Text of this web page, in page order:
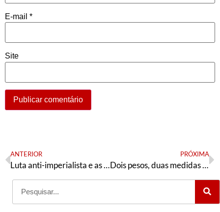
E-mail *
Site
ANTERIOR
Luta anti-imperialista e as vias de desenvolvimento do Brasil
PRÓXIMA
Dois pesos, duas medidas na avaliação do Tribunal Penal Internacional